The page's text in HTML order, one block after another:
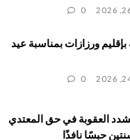
0
ورزازات بمناسبة عيد
0
العقوبة في حق المعتدي
حبسًا نافذًا